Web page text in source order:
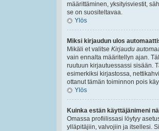
määrittäminen, yksityisviestit,
se on suositeltavaa.
Ylös
Miksi kirjaudun ulos
Mikäli et valitse Kirjaudu
vain ennalta määritellyn ajan.
ruutuun kirjautuessassi sisään.
esimerkiksi kirjastossa,
ottanut tämän toiminnon pois
Ylös
Kuinka estän käyttäjänimeni
Omassa profiilissasi löytyy
ylläpitäjiin, valvojiin ja itsellesi.